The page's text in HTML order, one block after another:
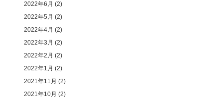
2022年6月 (2)
2022年5月 (2)
2022年4月 (2)
2022年3月 (2)
2022年2月 (2)
2022年1月 (2)
2021年11月 (2)
2021年10月 (2)